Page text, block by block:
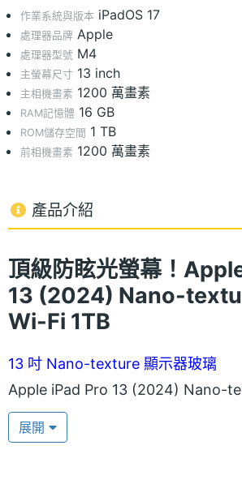
作業系統與版本 iPadOS 17
處理器品牌 Apple
處理器型號 M4
主螢幕尺寸 13 inch
主相機畫素 1200 萬畫素
RAM記憶體 16 GB
ROM儲存空間 1 TB
前相機畫素 1200 萬畫素
產品介紹
頂級防眩光螢幕！
13 (2024) Nano-
Wi-Fi 1TB
13 吋 Nano-texture 顯示器玻璃
Apple iPad Pro 13 (2024) Nano-
Fi 1TB 配備 13 吋 2,752 x
Retina XDR 顯示器，正面覆蓋全新
展開